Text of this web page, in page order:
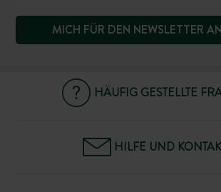
MICH FÜR DEN NEWSLETTER
HÄUFIG GESTELLTE
HILFE UND